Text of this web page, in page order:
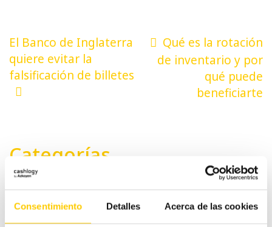
Consentimiento Detalles Acerca de las cookies
Navegación
de
entradas
El Banco de Inglaterra
quiere evitar la
falsificación de billetes
Qué es la rotación
de inventario y por
qué puede
beneficiarte
Categorías
#CashlogyContigo